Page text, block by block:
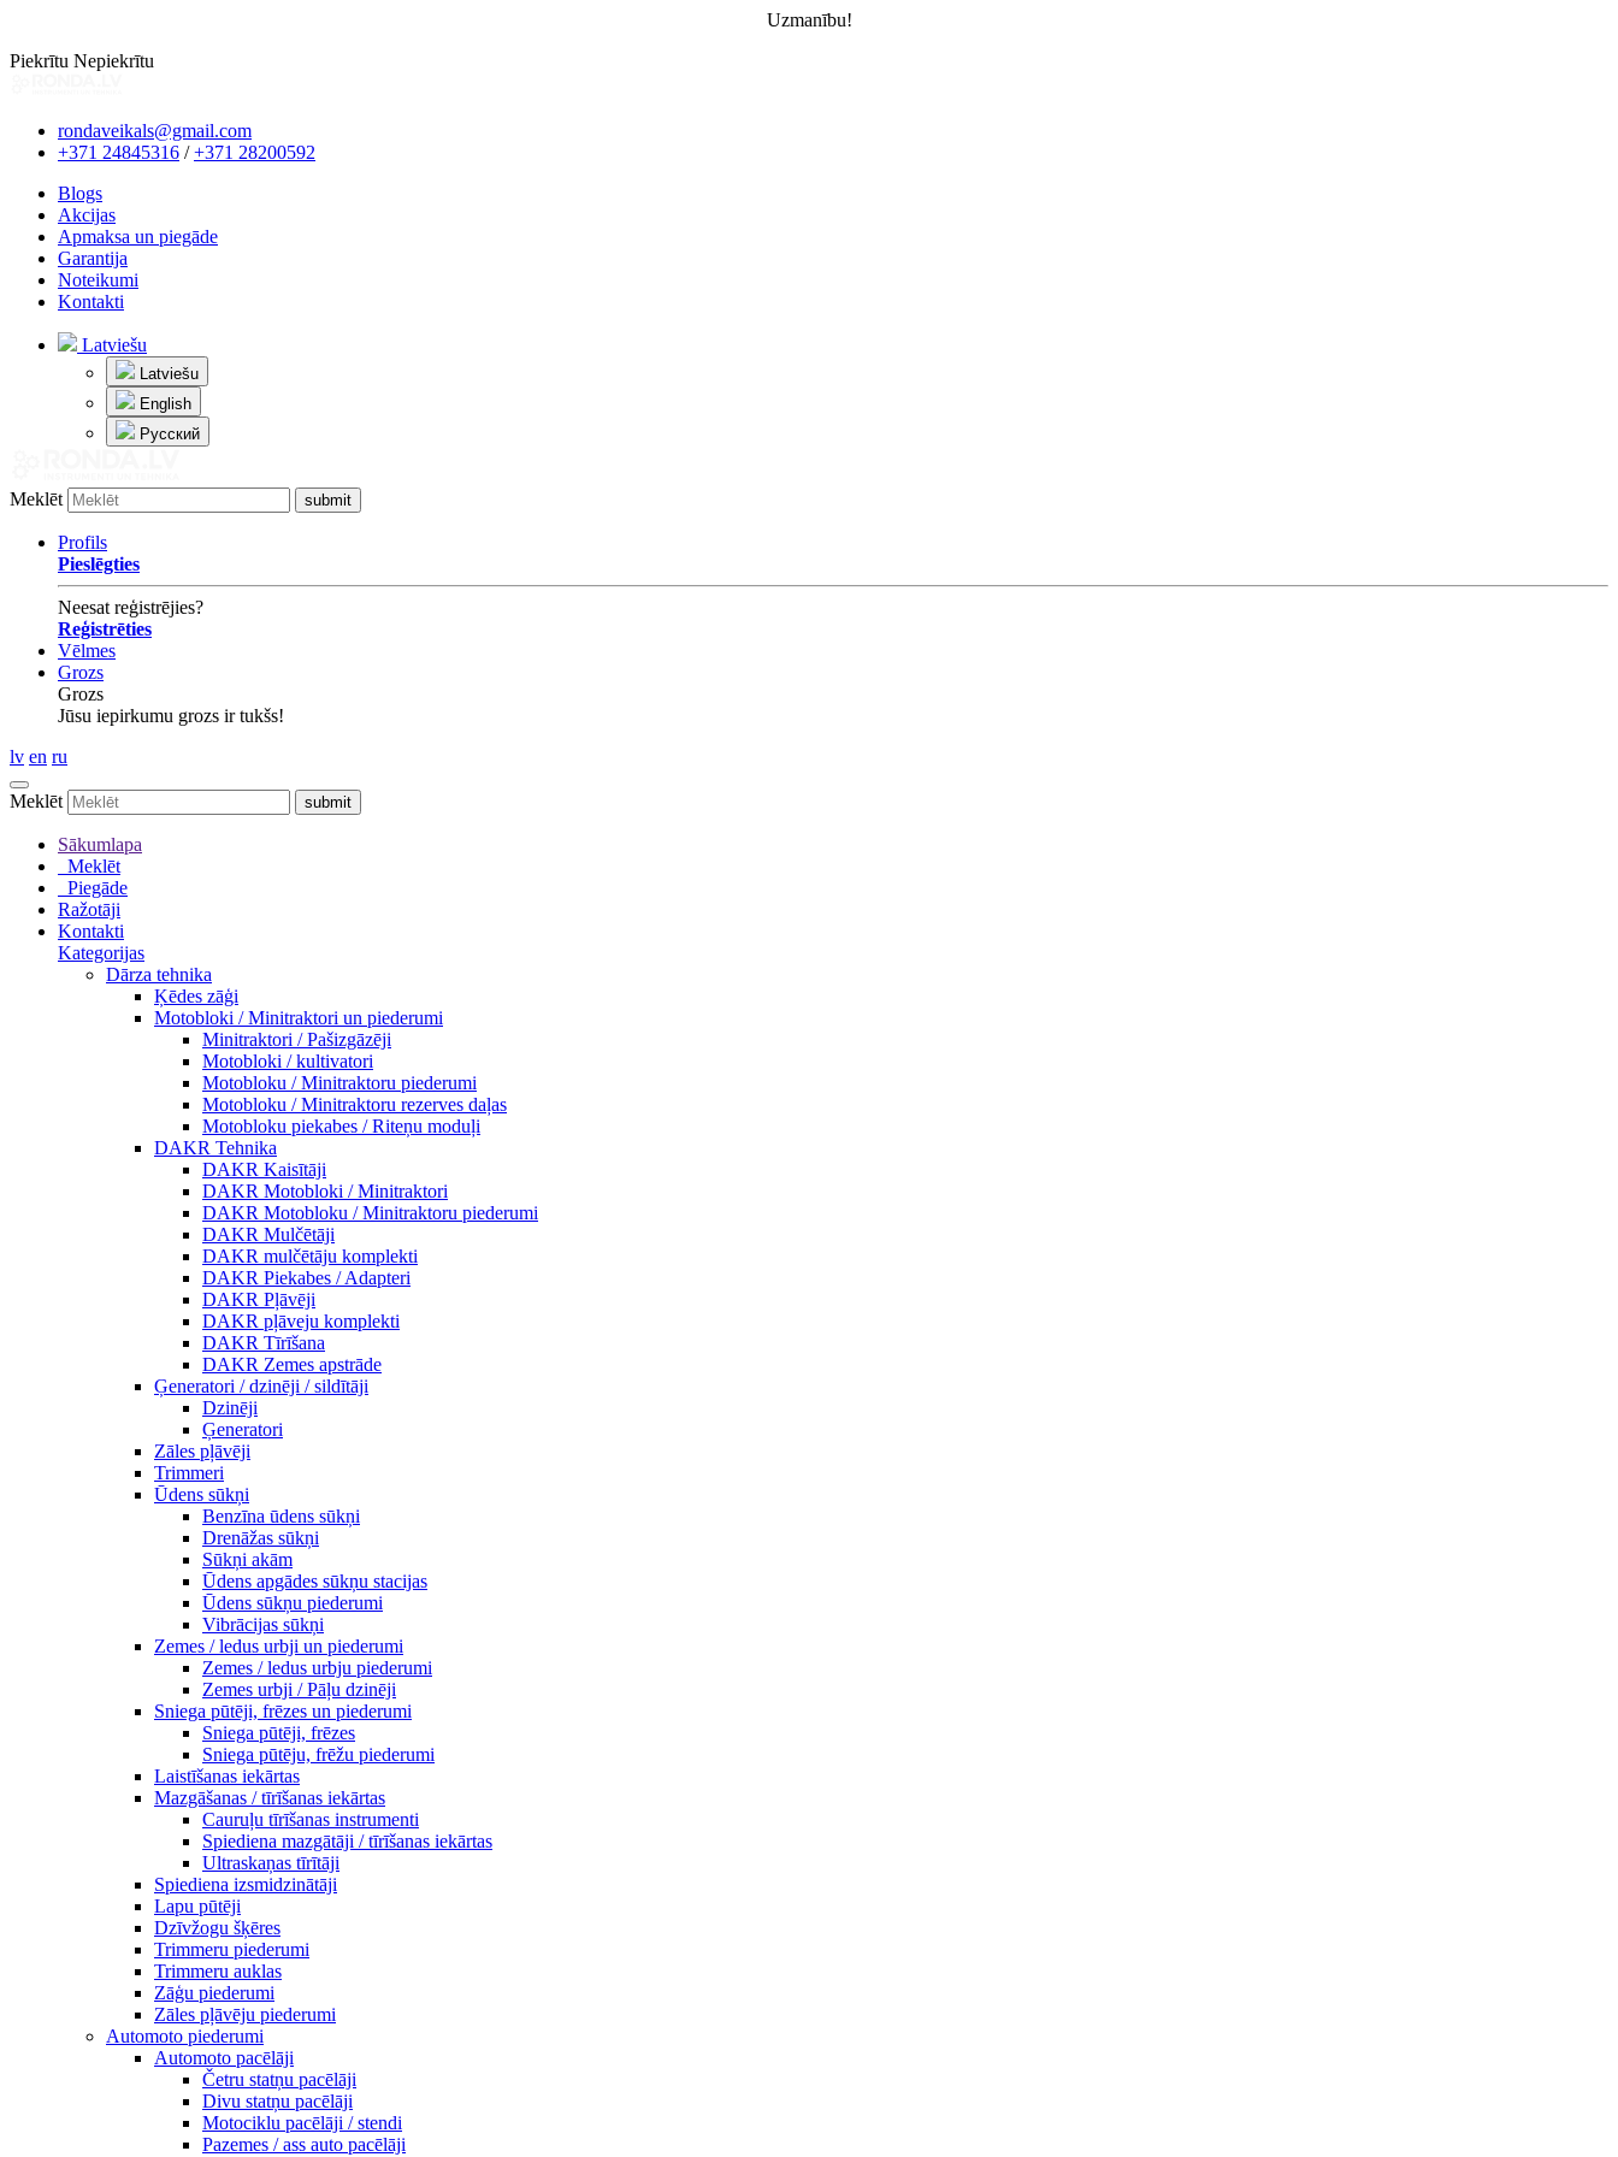
Uzmanību!
Piekrītu Nepiekrītu
rondaveikals@gmail.com
+371 24845316 /+371 28200592
Blogs
Akcijas
Apmaksa un piegāde
Garantija
Noteikumi
Kontakti
Latviešu
Latviešu
English
Русский
Meklēt
Profils
Pieslēgties
Neesat reģistrējies?
Reģistrēties
Vēlmes
Grozs
Grozs
Jūsu iepirkumu grozs ir tukšs!
lv en ru
Meklēt
Sākumlapa
Meklēt
Piegāde
Ražotāji
Kontakti
Kategorijas
Dārza tehnika
Ķēdes zāģi
Motobloki / Minitraktori un piederumi
Minitraktori / Pašizgāzēji
Motobloki / kultivatori
Motobloku / Minitraktoru piederumi
Motobloku / Minitraktoru rezerves daļas
Motobloku piekabes / Riteņu moduļi
DAKR Tehnika
DAKR Kaisītāji
DAKR Motobloki / Minitraktori
DAKR Motobloku / Minitraktoru piederumi
DAKR Mulčētāji
DAKR mulčētāju komplekti
DAKR Piekabes / Adapteri
DAKR Pļāvēji
DAKR pļāveju komplekti
DAKR Tīrīšana
DAKR Zemes apstrāde
Ģeneratori / dzinēji / sildītāji
Dzinēji
Ģeneratori
Zāles pļāvēji
Trimmeri
Ūdens sūkņi
Benzīna ūdens sūkņi
Drenāžas sūkņi
Sūkņi akām
Ūdens apgādes sūkņu stacijas
Ūdens sūkņu piederumi
Vibrācijas sūkņi
Zemes / ledus urbji un piederumi
Zemes / ledus urbju piederumi
Zemes urbji / Pāļu dzinēji
Sniega pūtēji, frēzes un piederumi
Sniega pūtēji, frēzes
Sniega pūtēju, frēžu piederumi
Laistīšanas iekārtas
Mazgāšanas / tīrīšanas iekārtas
Cauruļu tīrīšanas instrumenti
Spiediena mazgātāji / tīrīšanas iekārtas
Ultraskaņas tīrītāji
Spiediena izsmidzinātāji
Lapu pūtēji
Dzīvžogu šķēres
Trimmeru piederumi
Trimmeru auklas
Zāģu piederumi
Zāles pļāvēju piederumi
Automoto piederumi
Automoto pacēlāji
Četru statņu pacēlāji
Divu statņu pacēlāji
Motociklu pacēlāji / stendi
Pazemes / ass auto pacēlāji